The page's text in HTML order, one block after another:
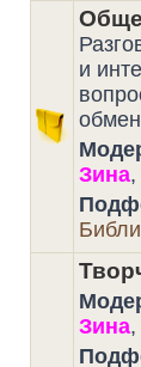
и
Зина,
Зина,